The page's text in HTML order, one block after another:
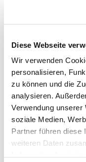
Diese Webseite
Wir verwenden
personalisieren,
zu können und die
analysieren.
Verwendung
soziale Medien,
Partner führen diese
weiteren Daten
Dies könnte